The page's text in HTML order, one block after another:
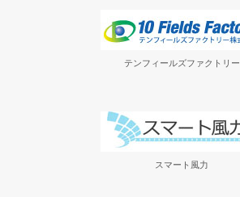
テンフィールズファクトリー
スマート風力